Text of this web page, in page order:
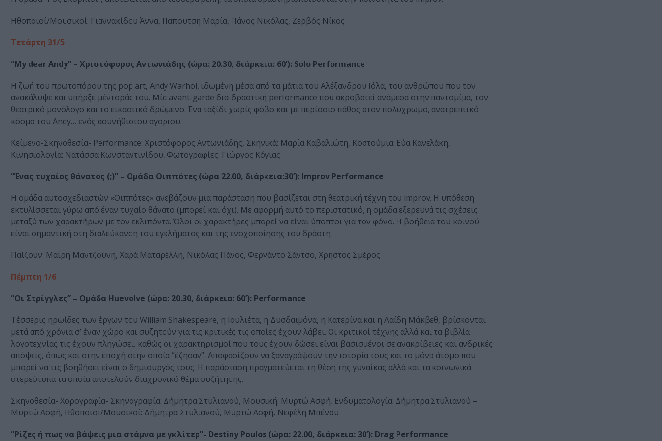
Ηθοποιοί/Μουσικοί: Γιαννακίδου Άννα, Παπουτσή Μαρία, Πάνος Νικόλας, Ζερβός Νίκος
Τετάρτη 31/5
“My dear Andy” – Χριστόφορος Αντωνιάδης (ώρα: 20.30, διάρκεια: 60’): Solo Performance
Η ζωή του πρωτοπόρου της pop art, Andy Warhol, ιδωμένη µέσα από τα µάτια του Αλέξανδρου Ιόλα, του ανθρώπου που τον
ανακάλυψε και υπήρξε µέντοράς του. Μία avant-garde δια-δραστική performance που ακροβατεί ανάμεσα στην παντομίμα, τον
θεατρικό μονόλογο και το εικαστικό δρώμενο. Ένα ταξίδι χωρίς φόβο και με περίσσιο πάθος στον πολύχρωμο, ανατρεπτικό
κόσμο του Andy… ενός ασυνήθιστου αγοριού.
Κείμενο-Σκηνοθεσία- Performance: Χριστόφορος Αντωνιάδης, Σκηνικά: Μαρία Καβαλιώτη, Κοστούμια: Εύα Κανελάκη,
Κινησιολογία: Νατάσσα Κωνσταντινίδου, Φωτογραφίες: Γιώργος Κόγιας
“Ένας τυχαίος θάνατος (;)” – Ομάδα Οιππότες (ώρα 22.00, διάρκεια:30’): Improv Performance
Η ομάδα αυτοσχεδιαστών «Οιππότες» ανεβάζουν μια παράσταση που βασίζεται στη θεατρική τέχνη του improv. Η υπόθεση
εκτυλίσσεται γύρω από έναν τυχαίο θάνατο (μπορεί και όχι). Με αφορμή αυτό το περιστατικό, η ομάδα εξερευνά τις σχέσεις
μεταξύ των χαρακτήρων με τον εκλιπόντα. Όλοι οι χαρακτήρες μπορεί να είναι ύποπτοι για τον φόνο. Η βοήθεια του κοινού
είναι σημαντική στη διαλεύκανση του εγκλήματος και της ενοχοποίησης του δράστη.
Παίζουν: Μαίρη Μαντζούνη, Χαρά Ματαρέλλη, Νικόλας Πάνος, Φερνάντο Σάντσο, Χρήστος Σμέρος
Πέμπτη 1/6
“Οι Στρίγγλες” – Ομάδα Huevolve (ώρα: 20.30, διάρκεια: 60’): Performance
Τέσσερις ηρωίδες των έργων του William Shakespeare, η Ιουλιέτα, η Δυσδαιμόνα, η Κατερίνα και η Λαίδη Μάκβεθ, βρίσκονται
μετά από χρόνια σ’ έναν χώρο και συζητούν για τις κριτικές τις οποίες έχουν λάβει. Οι κριτικοί τέχνης αλλά και τα βιβλία
λογοτεχνίας τις έχουν πληγώσει, καθώς οι χαρακτηρισμοί που τους έχουν δώσει είναι βασισμένοι σε ανακρίβειες και ανδρικές
απόψεις, όπως και στην εποχή στην οποία ‘’έζησαν’’. Αποφασίζουν να ξαναγράψουν την ιστορία τους και το μόνο άτομο που
μπορεί να τις βοηθήσει είναι ο δημιουργός τους. Η παράσταση πραγματεύεται τη θέση της γυναίκας αλλά και τα κοινωνικά
στερεότυπα τα οποία αποτελούν διαχρονικό θέμα συζήτησης.
Σκηνοθεσία- Χορογραφία- Σκηνογραφία: Δήμητρα Στυλιανού, Μουσική: Μυρτώ Ασφή, Ενδυματολογία: Δήμητρα Στυλιανού –
Μυρτώ Ασφή, Ηθοποιοί/Μουσικοί: Δήμητρα Στυλιανού, Μυρτώ Ασφή, Νεφέλη Μπένου
“Ρίζες ή πως να βάψεις μια στάμνα με γκλίτερ”- Destiny Poulos (ώρα: 22.00, διάρκεια: 30’): Drag Performance